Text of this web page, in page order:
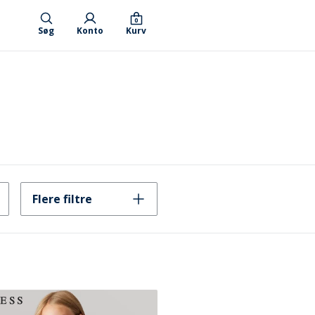
Søg Konto Kurv
0
Flere filtre